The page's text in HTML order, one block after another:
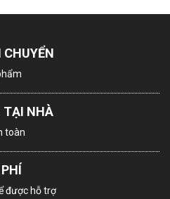
Không có phích cắm
TẠI NHÀ
toàn
được hỗ trợ